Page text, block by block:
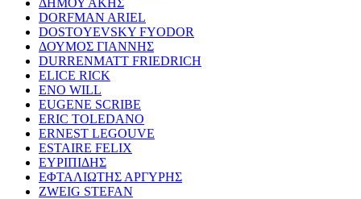
DORFMAN ARIEL
DOSTOYEVSKY FYODOR
ΔΟΥΜΟΣ ΓΙΑΝΝΗΣ
DURRENMATT FRIEDRICH
ELICE RICK
ENO WILL
EUGENE SCRIBE
ERIC TOLEDANO
ERNEST LEGOUVE
ESTAIRE FELIX
ΕΥΡΙΠΙΔΗΣ
ΕΦΤΑΛΙΩΤΗΣ ΑΡΓΥΡΗΣ
ZWEIG STEFAN